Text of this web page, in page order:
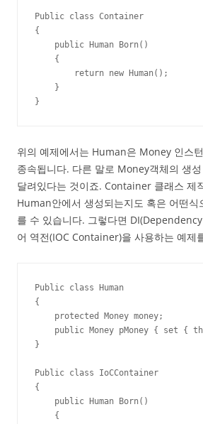
Public class Container
{
public Human Born()
{
return new Human();
}
}
위의 예제에서는 Human은 Money 인스
종속됩니다. 다른 말로 Money객체의 생
달려있다는 것이죠. Container 클래스 제
Human안에서 생성되는지도 혹은 어떤식
를 수 있습니다. 그렇다면
어 역전(IOC Container)을 사용하는 예제
Public class Human
{
protected Money money;
public Money pMoney { set {
}
Public class IoCContainer
{
public Human Born()
{